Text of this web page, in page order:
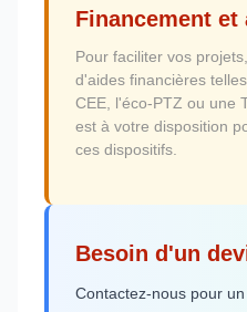
Financement et
Pour faciliter vos
d'aides financières
CEE, l'éco-PTZ ou une
est à votre disposition
ces dispositifs.
Besoin d'un
Contactez-nous pour un